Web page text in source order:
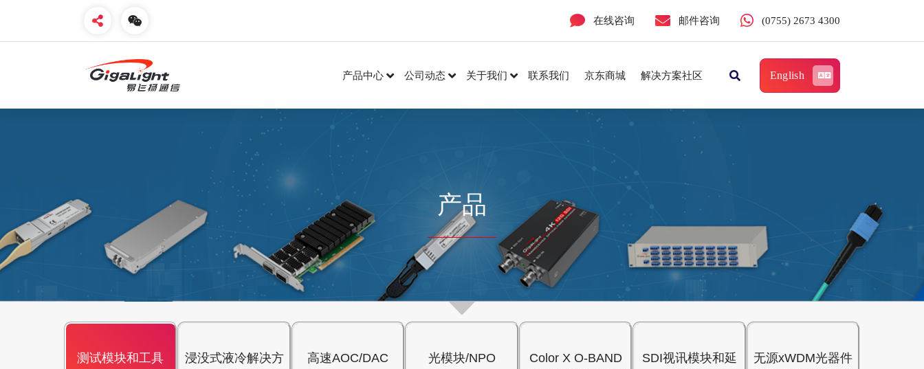
在线咨询 邮件咨询 (0755) 2673 4300
产品中心 公司动态 关于我们 联系我们 京东商城 解决方案社区 English
产品
测试模块和工具
浸没式液冷解决方
高速AOC/DAC 光模块/NPO
Color X O-BAND
SDI视讯模块和延
无源xWDM光器件